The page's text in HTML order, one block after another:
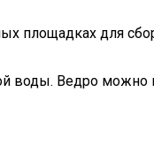
площадках для
воды. Ведро можно